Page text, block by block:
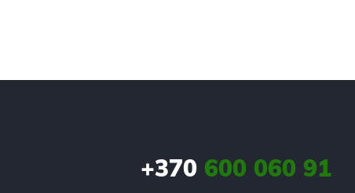
+370600 060 91